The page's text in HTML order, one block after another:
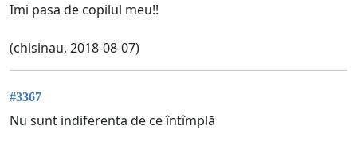
Imi pasa de copilul meu!!
(chisinau, 2018-08-07)
#3367
Nu sunt indiferenta de ce întîmplă